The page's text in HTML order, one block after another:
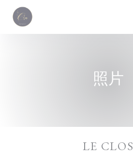
Cookie管理面板
照片
LE CLOS